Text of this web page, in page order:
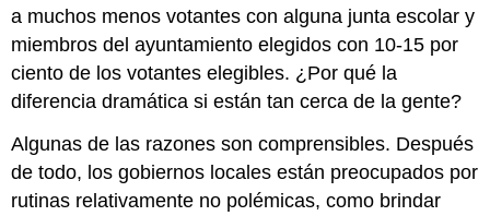
a muchos menos votantes con alguna junta escolar y
miembros del ayuntamiento elegidos con 10-15 por
ciento de los votantes elegibles. ¿Por qué la
diferencia dramática si están tan cerca de la gente?
Algunas de las razones son comprensibles. Después
de todo, los gobiernos locales están preocupados por
rutinas relativamente no polémicas, como brindar